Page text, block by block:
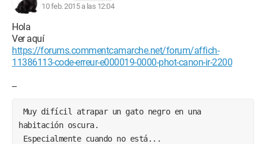
10 feb. 2015 a las 12:04
Hola
Ver aquí
https://forums.commentcamarche.net/forum/affich-
11386113-code-erreur-e000019-0000-phot-canon-ir-2200
--
habitación oscura.
Especialmente cuando no está...